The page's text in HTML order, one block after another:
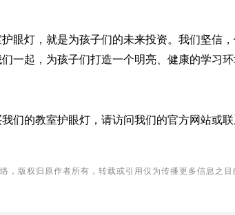
眼灯，就是为孩子们的未来投资。我们坚信
一起，为孩子们打造一个明亮、健康的学习环
们的教室护眼灯，请访问我们的官方网站或联
，版权归原作者所有，转载或引用仅为传播更多信息之